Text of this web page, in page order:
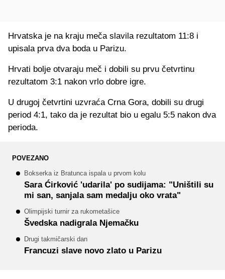
Hrvatska je na kraju meča slavila rezultatom 11:8 i
upisala prva dva boda u Parizu.
Hrvati bolje otvaraju meč i dobili su prvu četvrtinu
rezultatom 3:1 nakon vrlo dobre igre.
U drugoj četvrtini uzvraća Crna Gora, dobili su drugi
period 4:1, tako da je rezultat bio u egalu 5:5 nakon dva
perioda.
POVEZANO
Bokserka iz Bratunca ispala u prvom kolu
Sara Ćirković 'udarila' po sudijama: "Uništili su
mi san, sanjala sam medalju oko vrata"
Olimpijski turnir za rukometašice
Švedska nadigrala Njemačku
Drugi takmičarski dan
Francuzi slave novo zlato u Parizu